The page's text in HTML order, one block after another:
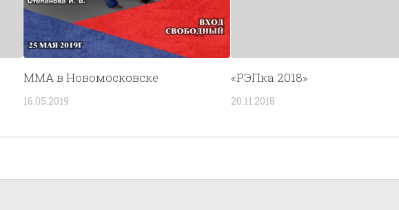
ММА в Новомосковске
16.05.2019
«РЭПка 2018»
20.11.2018